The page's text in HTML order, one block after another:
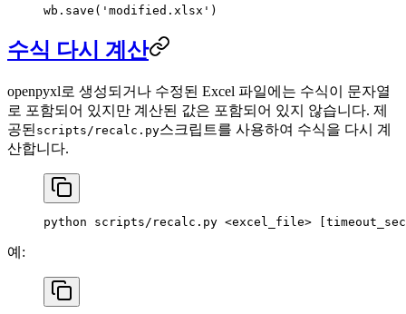
wb.save( 'modified.xlsx' )
수식 다시 계산
openpyxl로 생성되거나 수정된 Excel 파일에는 수식이 문자열
로 포함되어 있지만 계산된 값은 포함되어 있지 않습니다. 제
공된 scripts/recalc.py스크립트를 사용하여 수식을 다시 계
산합니다.
python scripts/recalc.py <excel_file>
예: